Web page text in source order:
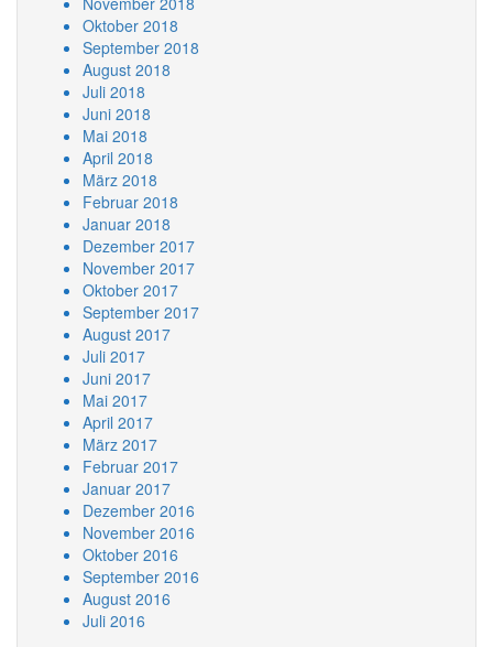
Oktober 2018
September 2018
August 2018
Juli 2018
Juni 2018
Mai 2018
April 2018
März 2018
Februar 2018
Januar 2018
Dezember 2017
November 2017
Oktober 2017
September 2017
August 2017
Juli 2017
Juni 2017
Mai 2017
April 2017
März 2017
Februar 2017
Januar 2017
Dezember 2016
November 2016
Oktober 2016
September 2016
August 2016
Juli 2016